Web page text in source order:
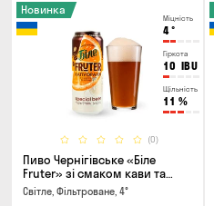
Міцність
4°
Гіркота
10 IBU
Щільність
11 %
(0)
Новинка
Пиво Чернігівське «Біле
Fruter» зі смаком кави та
апельсину 0.5л
Світле, Фільтроване, 4°